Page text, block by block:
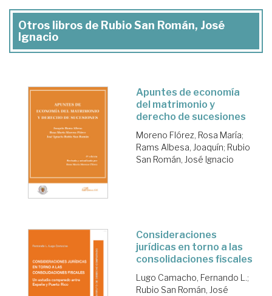
Otros libros de Rubio San Román, José
Ignacio
Apuntes de economía
del matrimonio y
derecho de sucesiones
Moreno Flórez, Rosa María;
Rams Albesa, Joaquín; Rubio
San Román, José Ignacio
Consideraciones
jurídicas en torno a las
consolidaciones fiscales
Lugo Camacho, Fernando L.;
Rubio San Román, José